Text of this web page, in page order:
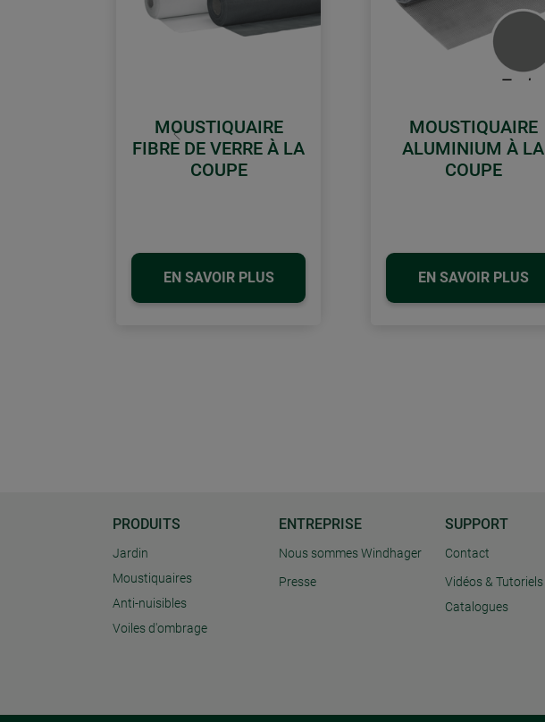
MOUSTIQUAIRE
FIBRE DE VERRE À LA
COUPE
EN SAVOIR PLUS
MOUSTIQUAIRE
ALUMINIUM À LA
COUPE
EN SAVOIR PLUS
retour
PRODUITS
Jardin
Moustiquaires
Anti-nuisibles
Voiles d'ombrage
ENTREPRISE
Nous sommes Windhager
Presse
SUPPORT
Contact
Vidéos & Tutoriels
Catalogues